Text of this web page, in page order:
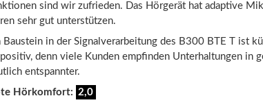
sind wir zufrieden. Das Hörgerät hat adaptive
sehr gut unterstützen.
Baustein in der Signalverarbeitung des B300 BTE T ist
denn viele Kunden empfinden Unterhaltungen in
entspannter.
Hörkomfort: 2,0